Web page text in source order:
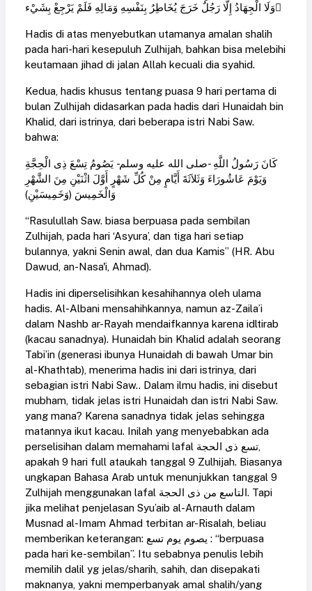
وَلَا الْجِهَادُ إِلَّا رَجُلٌ خَرَجَ يُخَاطِرُ بِنَفْسِهِ وَمَالِهِ فَلَمْ يَرْجِعْ بِشَيْء ٍ
Hadis di atas menyebutkan utamanya amalan shalih
pada hari-hari kesepuluh Zulhijah, bahkan bisa melebihi
keutamaan jihad di jalan Allah kecuali dia syahid.
Kedua, hadis khusus tentang puasa 9 hari pertama di
bulan Zulhijah didasarkan pada hadis dari Hunaidah bin
Khalid, dari istrinya, dari beberapa istri Nabi Saw.
bahwa:
كَانَ رَسُولُ اللَّهِ -صلى الله عليه وسلم- يَصُومُ تِسْعَ ذِى الْحِجَّةِ
وَيَوْمَ عَاشُورَاءَ وَثَلاَثَةَ أَيَّامٍ مِنْ كُلِّ شَهْرٍ أَوَّلَ اثْنَيْنِ مِنَ الشَّهْرِ
وَالْخَمِيسَ (وَخَمِيسَيْنِ)
“Rasulullah Saw. biasa berpuasa pada sembilan
Zulhijah, pada hari ‘Asyura’, dan tiga hari setiap
bulannya, yakni Senin awal, dan dua Kamis” (HR. Abu
Dawud, an-Nasa'i, Ahmad).
Hadis ini diperselisihkan kesahihannya oleh ulama
hadis. Al-Albani mensahihkannya, namun az-Zaila’i
dalam Nashb ar-Rayah mendaifkannya karena idltirab
(kacau sanadnya). Hunaidah bin Khalid adalah seorang
Tabi’in (generasi ibunya Hunaidah di bawah Umar bin
al-Khathtab), menerima hadis ini dari istrinya, dari
sebagian istri Nabi Saw.. Dalam ilmu hadis, ini disebut
mubham, tidak jelas istri Hunaidah dan istri Nabi Saw.
yang mana? Karena sanadnya tidak jelas sehingga
matannya ikut kacau. Inilah yang menyebabkan ada
perselisihan dalam memahami lafal تسع ذى الحجة,
apakah 9 hari full ataukah tanggal 9 Zulhijah. Biasanya
ungkapan Bahasa Arab untuk menunjukkan tanggal 9
Zulhijah menggunakan lafal التاسع من ذى الحجة. Tapi
jika melihat penjelasan Syu’aib al-Arnauth dalam
Musnad al-Imam Ahmad terbitan ar-Risalah, beliau
memberikan keterangan: يصوم يوم تسع : “berpuasa
pada hari ke-sembilan”. Itu sebabnya penulis lebih
memilih dalil yg jelas/sharih, sahih, dan disepakati
maknanya, yakni memperbanyak amal shalih/yang